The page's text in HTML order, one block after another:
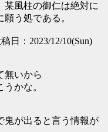
某風柱の御仁は絶対に
う処である。
日：2023/12/10(Sun)
無いから
かな。
が出ると言う情報が